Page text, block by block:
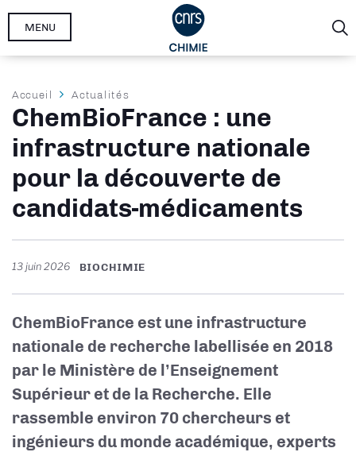
Aller
MENU
Fil
d'Ariane
Accueil Actualités
ChemBioFrance : une
infrastructure nationale
pour la découverte de
candidats-médicaments
13 juin 2026 BIOCHIMIE
ChemBioFrance est une infrastructure
nationale de recherche labellisée en 2018
par le Ministère de l’Enseignement
Supérieur et de la Recherche. Elle
rassemble environ 70 chercheurs et
ingénieurs du monde académique, experts